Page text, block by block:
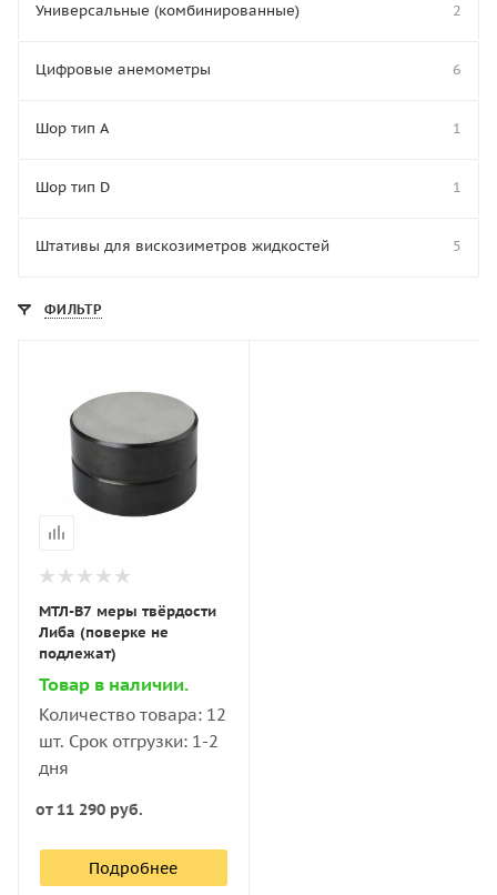
Универсальные (комбинированные) 2
Цифровые анемометры 6
Шор тип A 1
Шор тип D 1
Штативы для вискозиметров жидкостей 5
ФИЛЬТР
МТЛ-В7 меры твёрдости
Либа (поверке не
подлежат)
Товар в наличии.
Количество товара: 12
шт. Срок отгрузки: 1-2
дня
от 11 290 руб.
Подробнее